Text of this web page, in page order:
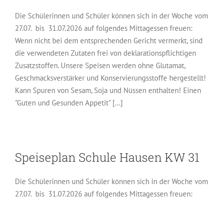
Die Schülerinnen und Schüler können sich in der Woche vom
27.07. bis 31.07.2026 auf folgendes Mittagessen freuen:
Wenn nicht bei dem entsprechenden Gericht vermerkt, sind
die verwendeten Zutaten frei von deklarationspflichtigen
Zusatzstoffen. Unsere Speisen werden ohne Glutamat,
Geschmacksverstärker und Konservierungsstoffe hergestellt!
Kann Spuren von Sesam, Soja und Nüssen enthalten! Einen
"Guten und Gesunden Appetit" [...]
Speiseplan Schule Hausen KW 31
Die Schülerinnen und Schüler können sich in der Woche vom
27.07. bis 31.07.2026 auf folgendes Mittagessen freuen: